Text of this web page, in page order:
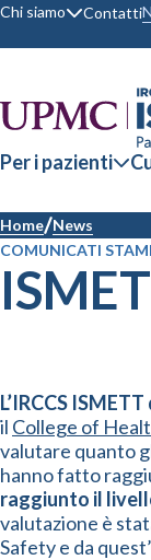
Chi siamo Contatti
Per i pazienti
Home News
COMUNICATI
L’IRCCS
il College of
valutare quanto
hanno fatto
raggiunto il
valutazione è
Safety e da